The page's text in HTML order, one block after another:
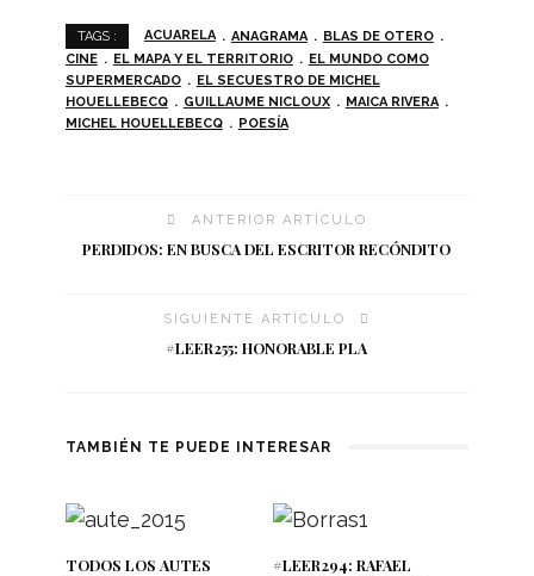
TAGS : ACUARELA ANAGRAMA
BLAS DE OTERO
CINE
EL MAPA Y EL TERRITORIO
EL MUNDO COMO
SUPERMERCADO
EL SECUESTRO DE MICHEL
HOUELLEBECQ
GUILLAUME NICLOUX
MAICA RIVERA
MICHEL HOUELLEBECQ
POESÍA
ANTERIOR ARTÍCULO
PERDIDOS: EN BUSCA DEL ESCRITOR RECÓNDITO
SIGUIENTE ARTÍCULO
#LEER255: HONORABLE PLA
TAMBIÉN TE PUEDE INTERESAR
TODOS LOS AUTES
#LEER294: RAFAEL